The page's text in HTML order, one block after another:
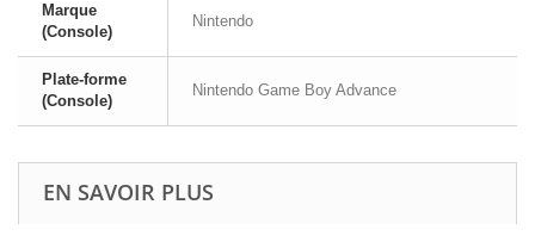
Marque
(Console)
Nintendo
Plate-forme
(Console)
Nintendo Game Boy Advance
EN SAVOIR PLUS